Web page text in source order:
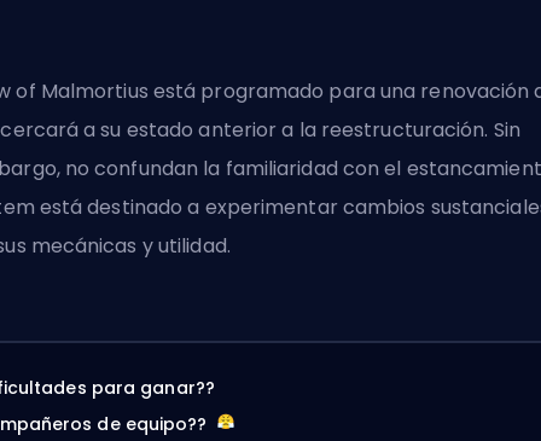
of Malmortius está programado para una renovación
a su estado anterior a la reestructuración. Sin
no confundan la familiaridad con el
está destinado a experimentar cambios
mecánicas y utilidad.
para ganar??
de equipo??